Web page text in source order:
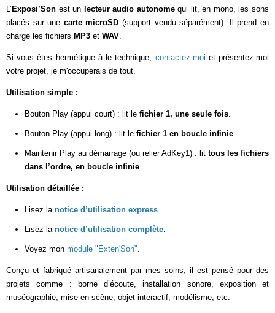
L’ Exposi’Son est un lecteur audio autonomequi lit, en mono, les sons
placés sur une carte microSD (support vendu séparément). Il prend en
charge les fichiers MP3 et WAV
Si vous êtes hermétique à le technique, contactez-moi et présentez-moi
votre projet, je m'occuperais de tout.
Utilisation simple :
Bouton Play (appui court) : lit le fichier 1, une seule fois
Bouton Play (appui long) : lit le fichier 1 en boucle infinie
Maintenir Play au démarrage (ou relier AdKey1) : lit tous les fichiers
dans l’ordre, en boucle infinie
Utilisation détaillée :
Lisez la notice d’utilisation express
Lisez la notice d’utilisation complète
Voyez mon module "Exten'Son"
Conçu et fabriqué artisanalement par mes soins, il est pensé pour des
projets comme : borne d’écoute, installation sonore, exposition et
muséographie, mise en scène, objet interactif, modélisme, etc.